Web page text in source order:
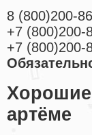
8 (800)200-
+7 (800)200-
+7 (800)200-
Хорошие
артёме